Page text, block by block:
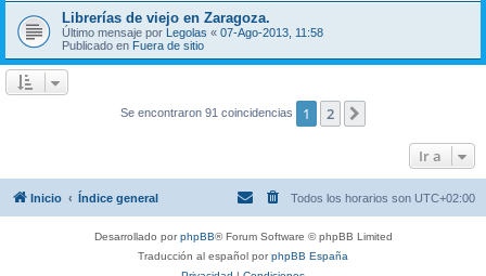
Librerías de viejo en Zaragoza.
Último mensaje por Legolas « 07-Ago-2013, 11:58
Publicado en Fuera de sitio
Se encontraron 91 coincidencias 1 2
Ir a
Inicio Índice general Todos los horarios son UTC+02:00
Desarrollado porphpBB® Forum Software © phpBB Limited
Traducción al español porphpBB España